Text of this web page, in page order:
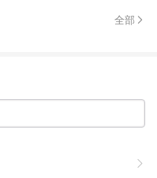
全部